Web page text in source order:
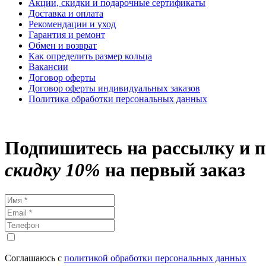
Акции, скидки и подарочные сертификаты
Доставка и оплата
Рекомендации и уход
Гарантия и ремонт
Обмен и возврат
Как определить размер кольца
Вакансии
Договор оферты
Договор оферты индивидуальных заказов
Политика обработки персональных данных
Подпишитесь на рассылку и
скидку 10% на первый заказ
Соглашаюсь с политикой обработки персональных данных